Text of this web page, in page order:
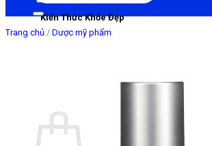
Kiến Thức Khỏe Đẹp
Trang chủ / Dược mỹ phẩm